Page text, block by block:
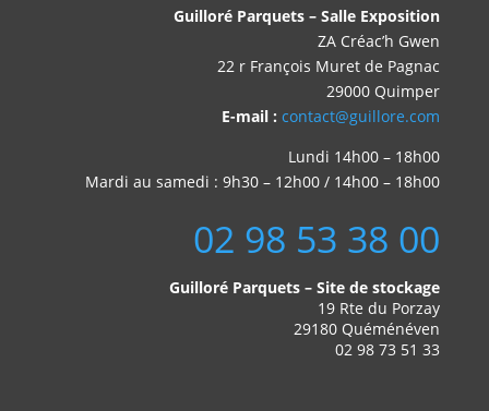
Guilloré Parquets – Salle Exposition
ZA Créac’h Gwen
22 r François Muret de Pagnac
29000 Quimper
E-mail :contact@guillore.com
Lundi 14h00 – 18h00
Mardi au samedi : 9h30 – 12h00 / 14h00 – 18h00
02 98 53 38 00
Guilloré Parquets – Site de stockage
19 Rte du Porzay
29180 Quéménéven
02 98 73 51 33